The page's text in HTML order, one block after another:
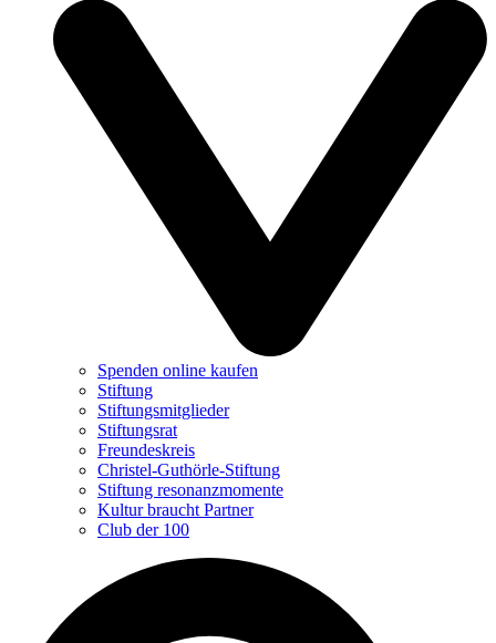
Spenden online kaufen
Stiftung
Stiftungsmitglieder
Stiftungsrat
Freundeskreis
Christel-Guthörle-Stiftung
Stiftung resonanzmomente
Kultur braucht Partner
Club der 100